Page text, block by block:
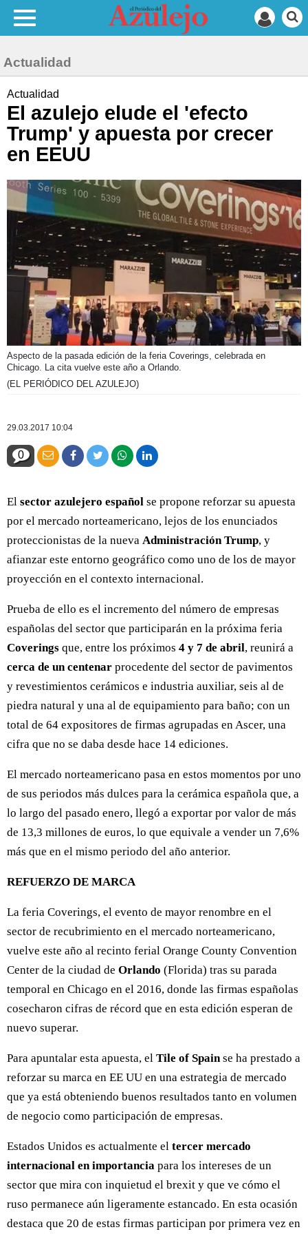
Actualidad
Actualidad
El azulejo elude el 'efecto
Trump' y apuesta por crecer
en EEUU
Aspecto de la pasada edición de la feria Coverings, celebrada en
Chicago. La cita vuelve este año a Orlando.
(EL PERIÓDICO DEL AZULEJO)
29.03.2017 10:04
0
El sector azulejero español se propone reforzar su apuesta
por el mercado norteamericano, lejos de los enunciados
proteccionistas de la nueva Administración Trump, y
afianzar este entorno geográfico como uno de los de mayor
proyección en el contexto internacional.
Prueba de ello es el incremento del número de empresas
españolas del sector que participarán en la próxima feria
Coverings que, entre los próximos 4 y 7 de abril, reunirá a
cerca de un centenar procedente del sector de pavimentos
y revestimientos cerámicos e industria auxiliar, seis al de
piedra natural y una al de equipamiento para baño; con un
total de 64 expositores de firmas agrupadas en Ascer, una
cifra que no se daba desde hace 14 ediciones.
El mercado norteamericano pasa en estos momentos por uno
de sus periodos más dulces para la cerámica española que, a
lo largo del pasado enero, llegó a exportar por valor de más
de 13,3 millones de euros, lo que equivale a vender un 7,6%
más que en el mismo periodo del año anterior.
REFUERZO DE MARCA
La feria Coverings, el evento de mayor renombre en el
sector de recubrimiento en el mercado norteamericano,
vuelve este año al recinto ferial Orange County Convention
Center de la ciudad de Orlando (Florida) tras su parada
temporal en Chicago en el 2016, donde las firmas españolas
cosecharon cifras de récord que en esta edición esperan de
nuevo superar.
Para apuntalar esta apuesta, el Tile of Spain se ha prestado a
reforzar su marca en EE UU en una estrategia de mercado
que ya está obteniendo buenos resultados tanto en volumen
de negocio como participación de empresas.
Estados Unidos es actualmente el tercer mercado
internacional en importancia para los intereses de un
sector que mira con inquietud el brexit y que ve cómo el
ruso permanece aún ligeramente estancado. En esta ocasión
destaca que 20 de estas firmas participan por primera vez en